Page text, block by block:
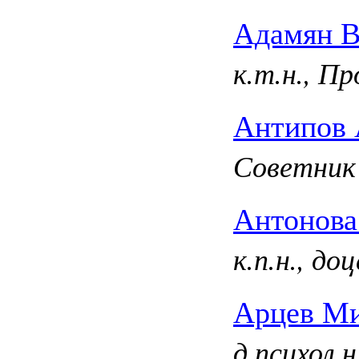
Адамян
к.т.н.,
Антипов
к.п.н.,
Арцев